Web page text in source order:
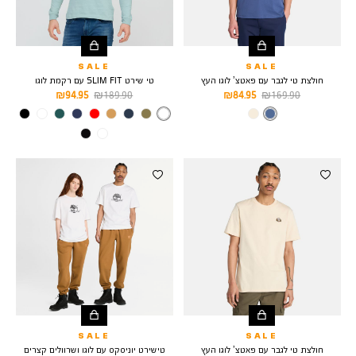
SALE
חולצת טי לגבר עם פאטצ’ לוגו העץ
מחיר
מוצר
84.95 ₪
מחיר
169.90 ₪
צבע
DARK
SALE
טי שירט SLIM FIT עם רקמת לוגו
מחיר
מוצר
94.95 ₪
מחיר
רגיל
189.90 ₪
צבע
LIGHT
BLUE
SALE
חולצת טי לגבר עם פאטצ’ לוגו העץ
SALE
טישירט יוניסקס עם לוגו ושרוולים קצרים